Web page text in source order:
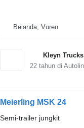
Belanda, Vuren
Kleyn Trucks
22tahun di
Meierling MSK 24
Semi-trailer jungkit